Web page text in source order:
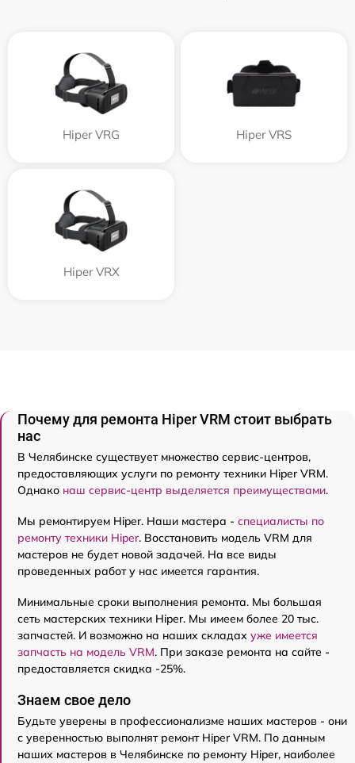
Hiper VRG Hiper VRS
Hiper VRX
Почему для ремонта Hiper VRM стоит выбрать
нас
В Челябинске существует множество сервис-центров,
предоставляющих услуги по ремонту техники Hiper VRM.
Однако наш сервис-центр выделяется преимуществами.
Мы ремонтируем Hiper. Наши мастера - специалисты по
ремонту техники Hiper. Восстановить модель VRM для
мастеров не будет новой задачей. На все виды
проведенных работ у нас имеется гарантия.
Минимальные сроки выполнения ремонта. Мы большая
сеть мастерских техники Hiper. Мы имеем более 20 тыс.
запчастей. И возможно на наших складах уже имеется
запчасть на модель VRM. При заказе ремонта на сайте -
предоставляется скидка -25%.
Знаем свое дело
Будьте уверены в профессионализме наших мастеров - они
с уверенностью выполнят ремонт Hiper VRM. По данным
наших мастеров в Челябинске по ремонту Hiper, наиболее